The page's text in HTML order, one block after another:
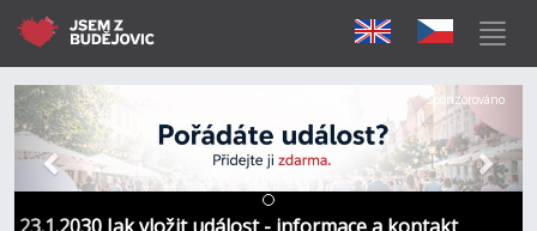
Předchozí Další
Sponzorováno